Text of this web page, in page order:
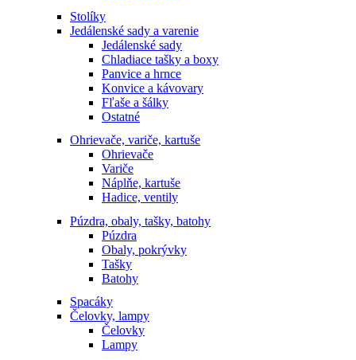
Stolíky
Jedálenské sady a varenie
Jedálenské sady
Chladiace tašky a boxy
Panvice a hrnce
Konvice a kávovary
Fľaše a šálky
Ostatné
Ohrievače, variče, kartuše
Ohrievače
Variče
Náplňe, kartuše
Hadice, ventily
Púzdra, obaly, tašky, batohy
Púzdra
Obaly, pokrývky
Tašky
Batohy
Spacáky
Čelovky, lampy
Čelovky
Lampy